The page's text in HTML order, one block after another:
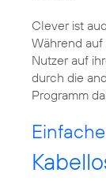
Clever ist
Während
Nutzer auf
durch die
Programm